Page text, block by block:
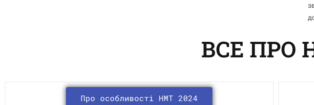
ВСЕ ПРО
Про особливості НМТ 2024